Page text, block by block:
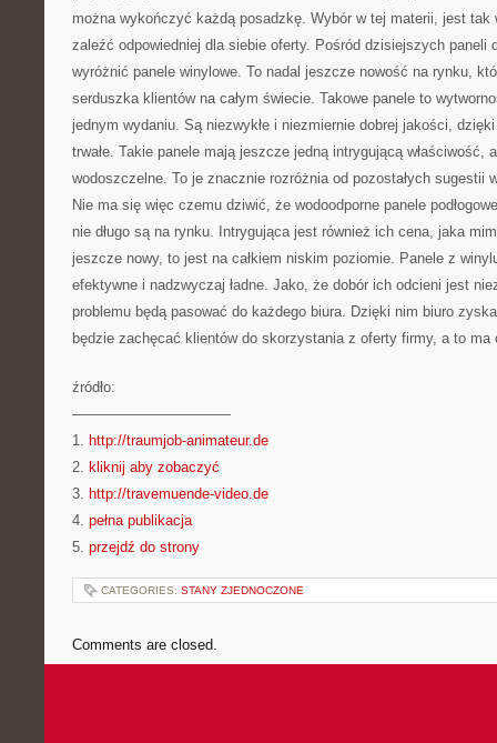
można wykończyć każdą posadzkę. Wybór w tej materii, jest tak
zaleźć odpowiedniej dla siebie oferty. Pośród dzisiejszych paneli
wyróżnić panele winylowe. To nadal jeszcze nowość na rynku,
serduszka klientów na całym świecie. Takowe panele to
jednym wydaniu. Są niezwykłe i niezmiernie dobrej jakości,
trwałe. Takie panele mają jeszcze jedną intrygującą właściwość,
wodoszczelne. To je znacznie rozróżnia od pozostałych sugestii
Nie ma się więc czemu dziwić, że wodoodporne panele
nie długo są na rynku. Intrygująca jest również ich cena, jaka
jeszcze nowy, to jest na całkiem niskim poziomie. Panele z
efektywne i nadzwyczaj ładne. Jako, że dobór ich odcieni jest
problemu będą pasować do każdego biura. Dzięki nim biuro
będzie zachęcać klientów do skorzystania z oferty firmy, a to ma
źródło:
———————————
1. http://traumjob-animateur.de
2. kliknij aby zobaczyć
3. http://travemuende-video.de
4. pełna publikacja
5. przejdź do strony
CATEGORIES: STANY ZJEDNOCZONE
Comments are closed.